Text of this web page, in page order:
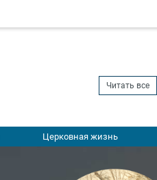
Читать все
Церковная жизнь